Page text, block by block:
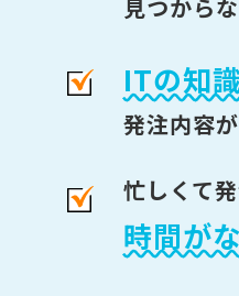
見つからな
ITの知
発注内容
忙しくて
時間が